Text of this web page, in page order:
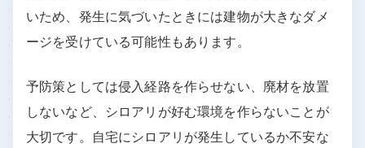
いため、発生に気づいたときには建物が大きなダメ
ージを受けている可能性もあります。
予防策としては侵入経路を作らせない、廃材を放置
しないなど、シロアリが好む環境を作らないことが
大切です。自宅にシロアリが発生しているか不安な